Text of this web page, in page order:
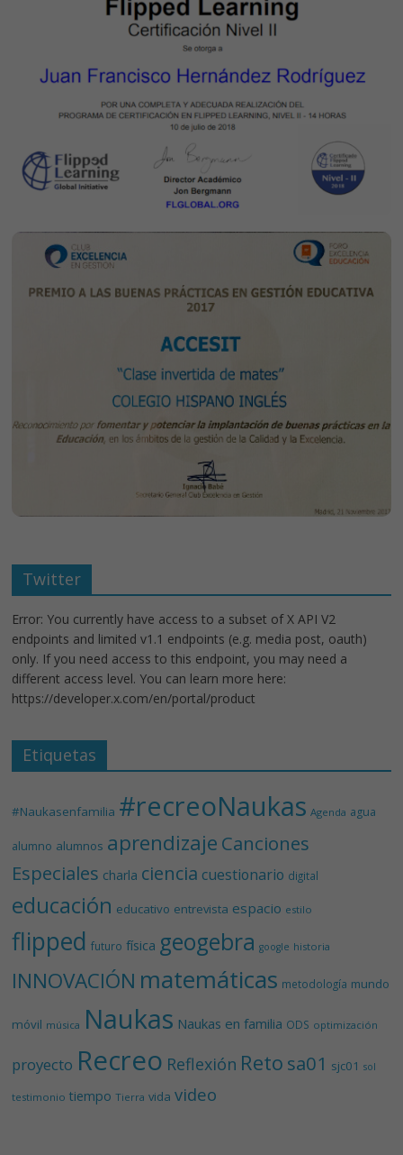
Twitter
Error: You currently have access to a subset of X API V2
endpoints and limited v1.1 endpoints (e.g. media post, oauth)
only. If you need access to this endpoint, you may need a
different access level. You can learn more here:
https://developer.x.com/en/portal/product
Etiquetas
#Naukasenfamilia #recreoNaukas Agenda agua
alumno alumnos aprendizaje Canciones
Especiales charla ciencia cuestionario digital
educación educativo entrevista espacio estilo
flipped futuro física geogebra google historia
INNOVACIÓN matemáticas metodología mundo
móvil música Naukas Naukas en familia ODS optimización
proyecto Recreo Reflexión Reto sa01 sjc01 sol
testimonio tiempo Tierra vida video